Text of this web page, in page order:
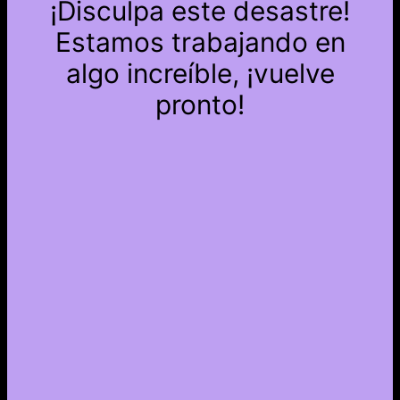
¡Disculpa este desastre!
Estamos trabajando en
algo increíble, ¡vuelve
pronto!